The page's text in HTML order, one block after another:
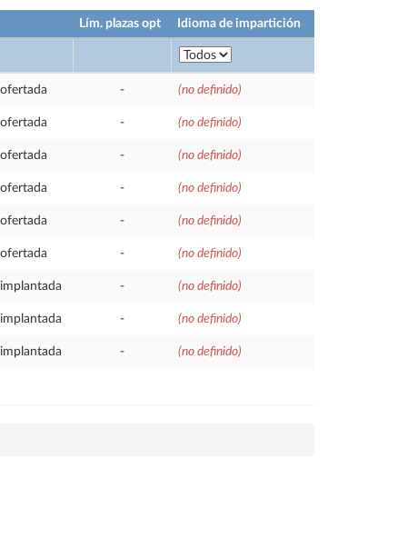
Lím. plazas opt Idioma de impartición
- (no definido)
- (no definido)
- (no definido)
- (no definido)
- (no definido)
- (no definido)
- (no definido)
- (no definido)
- (no definido)